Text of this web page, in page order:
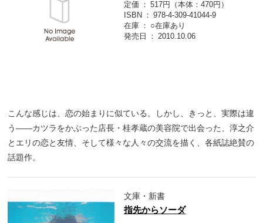
定価
517円（本体：470円）
ISBN
978-4-309-41044-9
在庫
○在庫あり
発売日
2010.10.06
こんな感じは、恋の始まりに似ている。しかし、きっと、実際は違
う――カツラをかぶった店長・桂孝蔵の美容院で出会った、淳之介
とエリの恋と友情、そして様々な人々の交流を描く、各紙誌絶賛の
話題作。
文庫・新書
指先からソーダ